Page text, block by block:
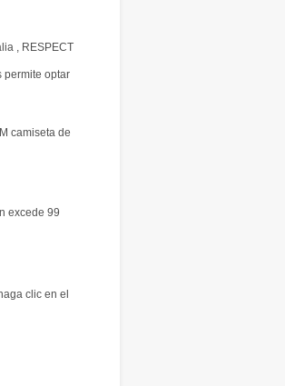
, RESPECT
permite optar
camiseta de
excede 99
clic en el